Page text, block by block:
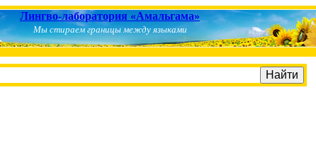
Лингво-лаборатория «Амальгама»
Мы стираем границы между языками